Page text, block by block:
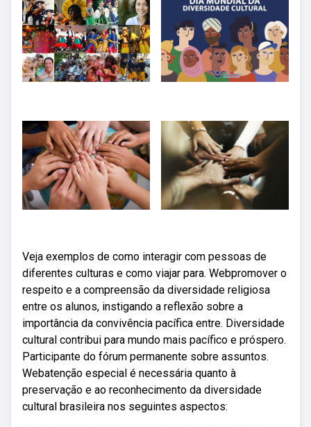
Veja exemplos de como interagir com pessoas de
diferentes culturas e como viajar para. Webpromover o
respeito e a compreensão da diversidade religiosa
entre os alunos, instigando a reflexão sobre a
importância da convivência pacífica entre. Diversidade
cultural contribui para mundo mais pacífico e próspero.
Participante do fórum permanente sobre assuntos.
Webatenção especial é necessária quanto à
preservação e ao reconhecimento da diversidade
cultural brasileira nos seguintes aspectos: